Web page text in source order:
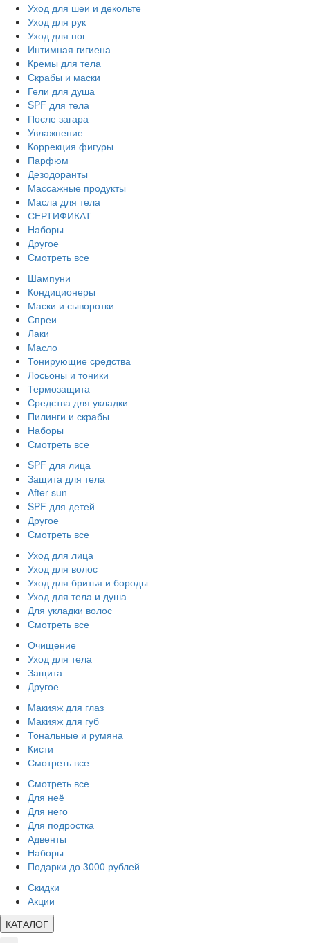
Уход для шеи и декольте
Уход для рук
Уход для ног
Интимная гигиена
Кремы для тела
Скрабы и маски
Гели для душа
SPF для тела
После загара
Увлажнение
Коррекция фигуры
Парфюм
Дезодоранты
Массажные продукты
Масла для тела
СЕРТИФИКАТ
Наборы
Другое
Смотреть все
Шампуни
Кондиционеры
Маски и сыворотки
Спреи
Лаки
Масло
Тонирующие средства
Лосьоны и тоники
Термозащита
Средства для укладки
Пилинги и скрабы
Наборы
Смотреть все
SPF для лица
Защита для тела
After sun
SPF для детей
Другое
Смотреть все
Уход для лица
Уход для волос
Уход для бритья и бороды
Уход для тела и душа
Для укладки волос
Смотреть все
Очищение
Уход для тела
Защита
Другое
Макияж для глаз
Макияж для губ
Тональные и румяна
Кисти
Смотреть все
Смотреть все
Для неё
Для него
Для подростка
Адвенты
Наборы
Подарки до 3000 рублей
Скидки
Акции
КАТАЛОГ